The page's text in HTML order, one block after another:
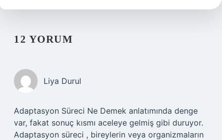
12 YORUM
Liya Durul
Adaptasyon Süreci Ne Demek anlatımında denge
var, fakat sonuç kısmı aceleye gelmiş gibi duruyor.
Adaptasyon süreci , bireylerin veya organizmaların